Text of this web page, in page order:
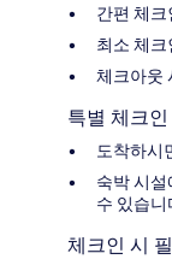
간편 체
최소 체크
체크아웃
특별 체크인
도착하시
숙박 시
수 있습니
체크인 시